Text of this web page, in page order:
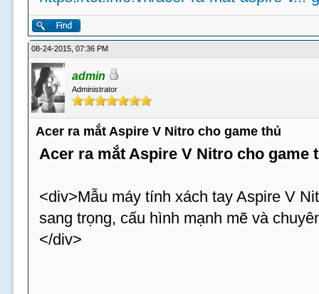
08-24-2015, 07:36 PM
admin
Administrator
Acer ra mắt Aspire V Nitro cho game thủ
Acer ra mắt Aspire V Nitro cho game
<div>Mẫu máy tính xách tay Aspire V
sang trọng, cấu hình mạnh mẽ và
</div>